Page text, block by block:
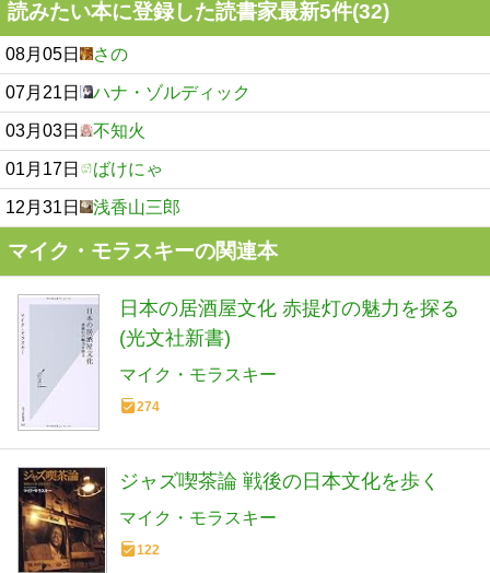
読みたい本に登録した読書家最新5件(32)
08月05日 さの
07月21日 ハナ・ゾルディック
03月03日 不知火
01月17日 ばけにゃ
12月31日 浅香山三郎
マイク・モラスキーの関連本
日本の居酒屋文化 赤提灯の魅力を探る
(光文社新書)
マイク・モラスキー
274
ジャズ喫茶論 戦後の日本文化を歩く
マイク・モラスキー
122